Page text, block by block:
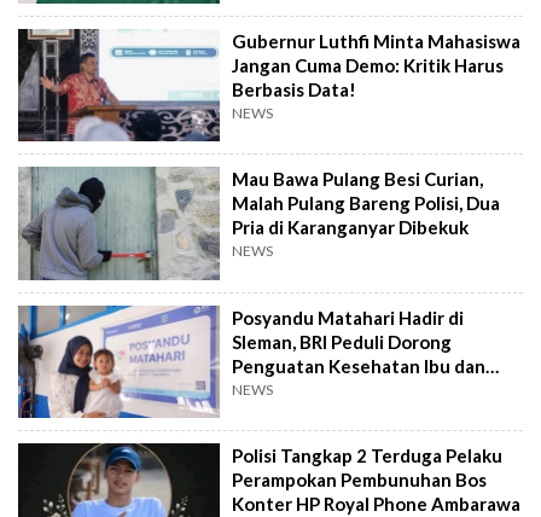
Gubernur Luthfi Minta Mahasiswa
Jangan Cuma Demo: Kritik Harus
Berbasis Data!
NEWS
Mau Bawa Pulang Besi Curian,
Malah Pulang Bareng Polisi, Dua
Pria di Karanganyar Dibekuk
NEWS
Posyandu Matahari Hadir di
Sleman, BRI Peduli Dorong
Penguatan Kesehatan Ibu dan
Anak
NEWS
Polisi Tangkap 2 Terduga Pelaku
Perampokan Pembunuhan Bos
Konter HP Royal Phone Ambarawa